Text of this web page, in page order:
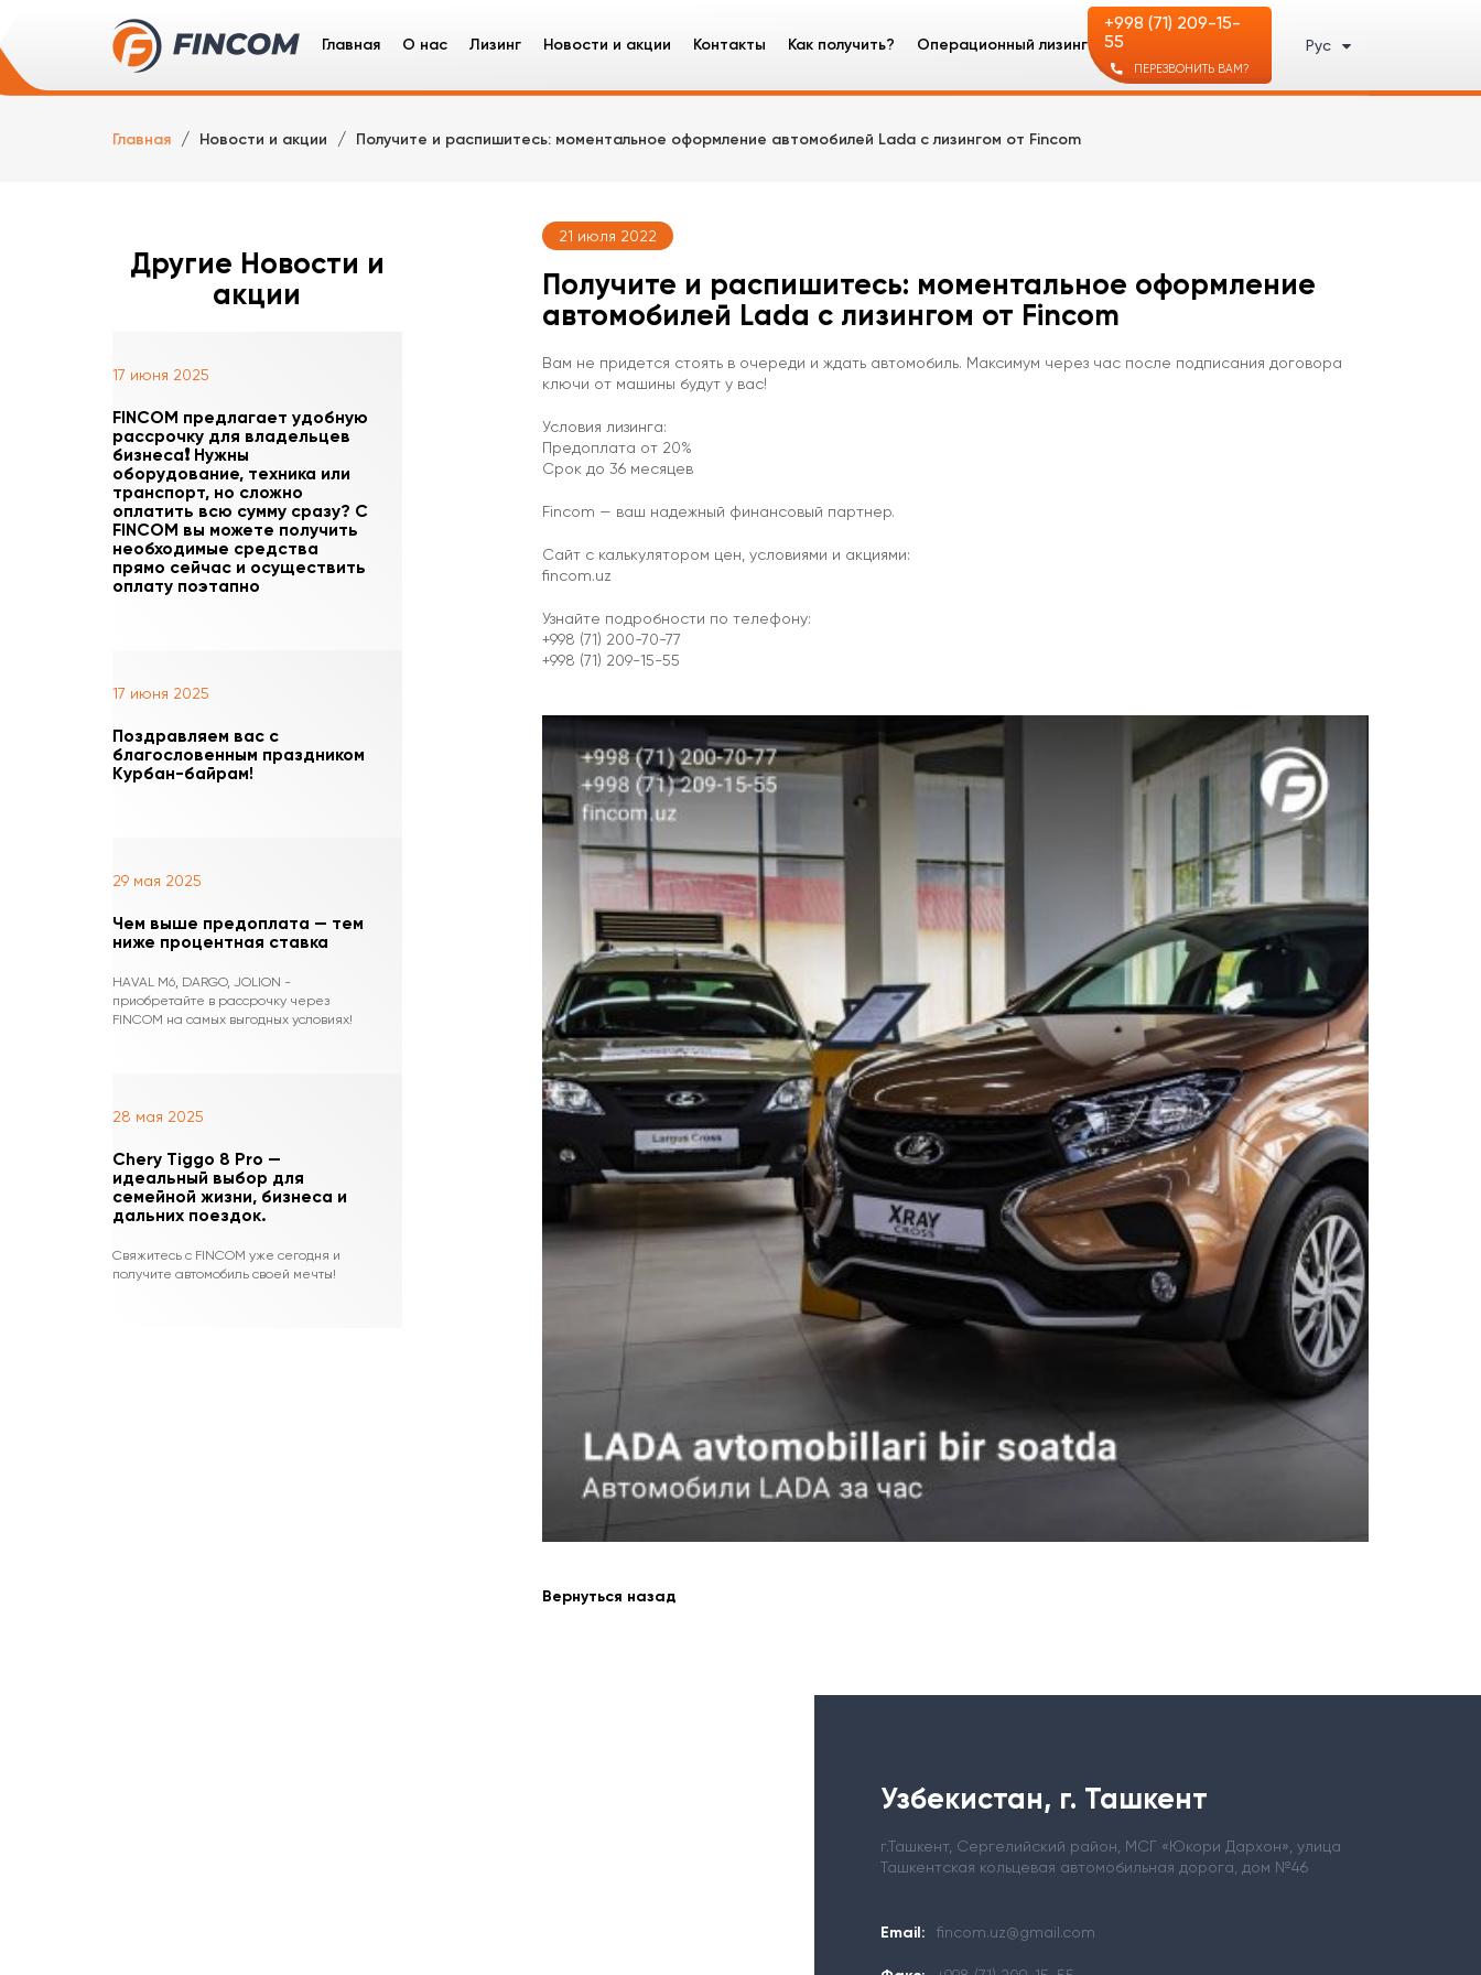
Главная О нас Лизинг
Легковые автомобили
Новости и акции Контакты Как получить? Операционный лизинг
+998 (71) 209-15-
55
ПЕРЕЗВОНИТЬ ВАМ?
Рус
Главная Новости и акции Получите и распишитесь: моментальное оформление автомобилей Lada с лизингом от Fincom
Другие Новости и
акции
17 июня 2025
FINCOM предлагает удобную
рассрочку для владельцев
бизнеса❗️ Нужны
оборудование, техника или
транспорт, но сложно
оплатить всю сумму сразу? С
FINCOM вы можете получить
необходимые средства
прямо сейчас и осуществить
оплату поэтапно
17 июня 2025
Поздравляем вас с
благословенным праздником
Курбан-байрам!
29 мая 2025
Чем выше предоплата — тем
ниже процентная ставка
HAVAL M6, DARGO, JOLION -
приобретайте в рассрочку через
FINCOM на самых выгодных условиях!
28 мая 2025
Chery Tiggo 8 Pro —
идеальный выбор для
семейной жизни, бизнеса и
дальних поездок.
Свяжитесь с FINCOM уже сегодня и
получите автомобиль своей мечты!
21 июля 2022
Получите и распишитесь: моментальное оформление
автомобилей Lada с лизингом от Fincom
Вам не придется стоять в очереди и ждать автомобиль. Максимум через час после подписания договора
ключи от машины будут у вас!
Условия лизинга:
Предоплата от 20%
Срок до 36 месяцев
Fincom — ваш надежный финансовый партнер.
Сайт с калькулятором цен, условиями и акциями:
fincom.uz
Узнайте подробности по телефону:
+998 (71) 200-70-77
+998 (71) 209-15-55
Вернуться назад
Узбекистан, г. Ташкент
г.Ташкент, Сергелийский район, МСГ «Юкори Дархон», улица
Ташкентская кольцевая автомобильная дорога, дом №46
Email: fincom.uz@gmail.com